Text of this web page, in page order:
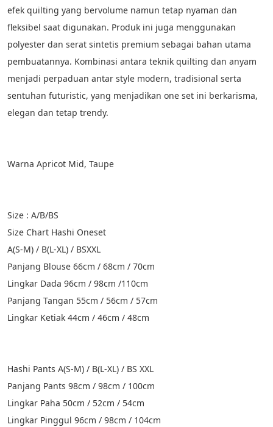
efek quilting yang bervolume namun tetap nyaman dan
fleksibel saat digunakan. Produk ini juga menggunakan
polyester dan serat sintetis premium sebagai bahan utama
pembuatannya. Kombinasi antara teknik quilting dan anyam
menjadi perpaduan antar style modern, tradisional serta
sentuhan futuristic, yang menjadikan one set ini berkarisma,
elegan dan tetap trendy.
Warna Apricot Mid, Taupe
Size : A/B/BS
Size Chart Hashi Oneset
A(S-M) / B(L-XL) / BSXXL
Panjang Blouse 66cm / 68cm / 70cm
Lingkar Dada 96cm / 98cm /110cm
Panjang Tangan 55cm / 56cm / 57cm
Lingkar Ketiak 44cm / 46cm / 48cm
Hashi Pants A(S-M) / B(L-XL) / BS XXL
Panjang Pants 98cm / 98cm / 100cm
Lingkar Paha 50cm / 52cm / 54cm
Lingkar Pinggul 96cm / 98cm / 104cm